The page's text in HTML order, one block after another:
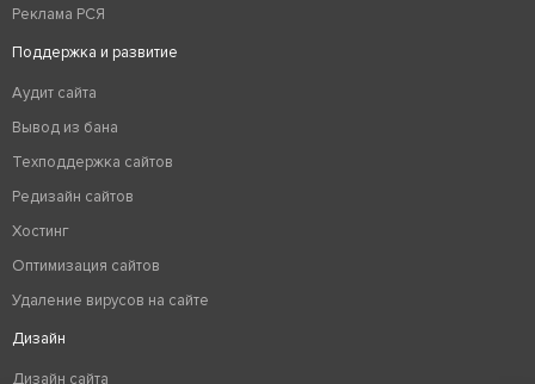
Реклама РСЯ
Поддержка и развитие
Аудит сайта
Вывод из бана
Техподдержка сайтов
Редизайн сайтов
Хостинг
Оптимизация сайтов
Удаление вирусов на сайте
Дизайн
Дизайн сайта